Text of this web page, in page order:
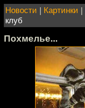
Новости | Картинки |
клуб
Похмелье...